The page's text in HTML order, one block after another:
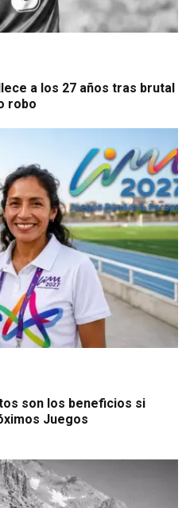
a los 27 años tras brutal
robo
son los beneficios si
Juegos